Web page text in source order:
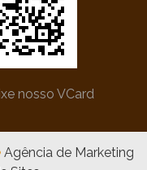
nosso VCard
Agência de Marketing